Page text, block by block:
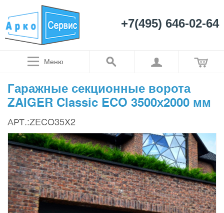
+7(495) 646-02-64
Меню
Гаражные секционные ворота
ZAIGER Classic ECO 3500х2000 мм
АРТ.:ZECO35X2